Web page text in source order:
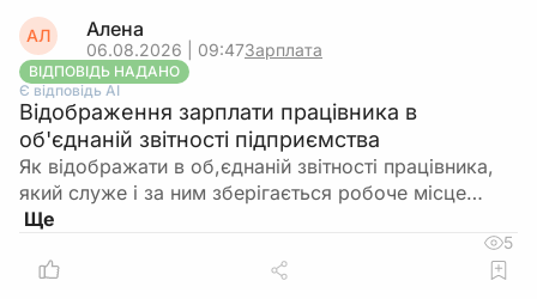
АЛ Алена
06.08.2026 | 09:47Зарплата
ВІДПОВІДЬ НАДАНО
Є відповідь АІ
Відображення зарплати працівника в
об'єднаній звітності підприємства
Як відображати в об,єднаній звітності працівника,
який служе і за ним зберігається робоче місце…
5